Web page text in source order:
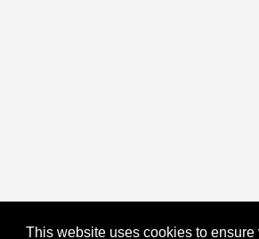
This website uses cookies to